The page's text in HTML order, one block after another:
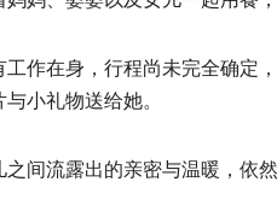
作在身，行程尚未完全确
小礼物送给她。
间流露出的亲密与温暖，依